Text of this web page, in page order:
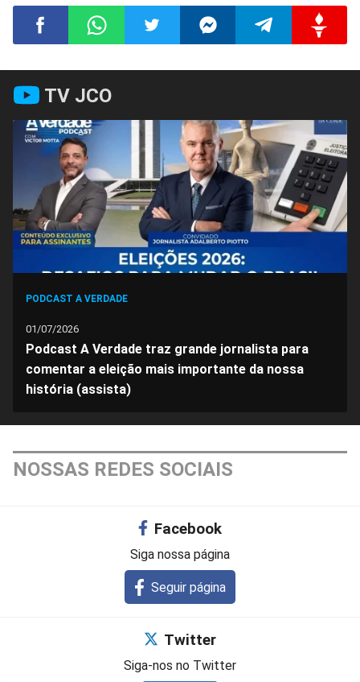
Compartilhar
no
Facebook
no
Whatsapp
no
Twitter
no
Messenger
no
Telegram
no
Gettr
TV JCO
PODCAST A VERDADE
01/07/2026
Podcast A Verdade traz grande jornalista para
comentar a eleição mais importante da nossa
história (assista)
NOSSAS REDES SOCIAIS
Facebook
Siga nossa página
Seguir página
Twitter
Siga-nos no Twitter